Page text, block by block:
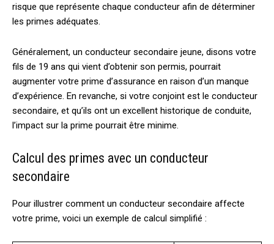
risque que représente chaque conducteur afin de déterminer
les primes adéquates.
Généralement, un conducteur secondaire jeune, disons votre
fils de 19 ans qui vient d’obtenir son permis, pourrait
augmenter votre prime d’assurance en raison d’un manque
d’expérience. En revanche, si votre conjoint est le conducteur
secondaire, et qu’ils ont un excellent historique de conduite,
l’impact sur la prime pourrait être minime.
Calcul des primes avec un conducteur
secondaire
Pour illustrer comment un conducteur secondaire affecte
votre prime, voici un exemple de calcul simplifié :